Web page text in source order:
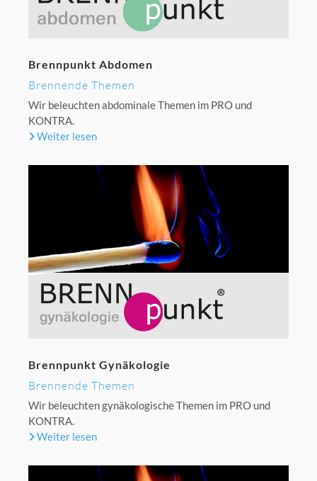
Brennpunkt Abdomen
Brennende Themen
Wir beleuchten abdominale Themen im PRO und
KONTRA.
Weiter lesen
Brennpunkt Gynäkologie
Brennende Themen
Wir beleuchten gynäkologische Themen im PRO und
KONTRA.
Weiter lesen